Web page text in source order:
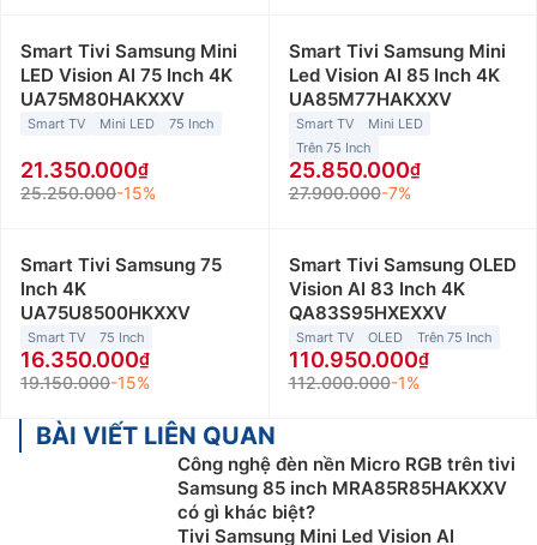
Smart Tivi Samsung Mini
LED Vision AI 75 Inch 4K
UA75M80HAKXXV
Smart TV Mini LED 75 Inch
21.350.000
25.250.000-15%
Smart Tivi Samsung Mini
Led Vision AI 85 Inch 4K
UA85M77HAKXXV
Smart TV
Mini LED
Trên 75 Inch
25.850.000
27.900.000-7%
Smart Tivi Samsung 75
Inch 4K
UA75U8500HKXXV
Smart TV 75 Inch
16.350.000
19.150.000-15%
Smart Tivi Samsung OLED
Vision AI 83 Inch 4K
QA83S95HXEXXV
Smart TV OLED Trên 75 Inch
110.950.000
112.000.000-1%
BÀI VIẾT LIÊN QUAN
Công nghệ đèn nền Micro RGB trên tivi
Samsung 85 inch MRA85R85HAKXXV
có gì khác biệt?
Tivi Samsung Mini Led Vision AI